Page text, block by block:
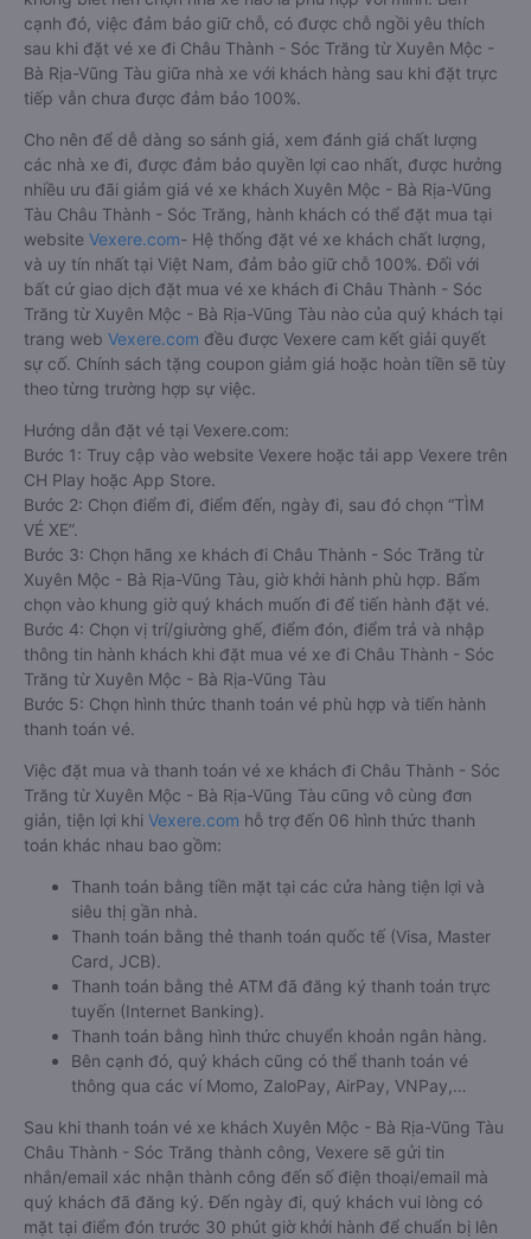
cạnh đó, việc đảm bảo giữ chỗ, có được chỗ ngồi yêu thích
sau khi đặt vé xe đi Châu Thành - Sóc Trăng từ Xuyên Mộc -
Bà Rịa-Vũng Tàu giữa nhà xe với khách hàng sau khi đặt trực
tiếp vẫn chưa được đảm bảo 100%.
Cho nên để dễ dàng so sánh giá, xem đánh giá chất lượng
các nhà xe đi, được đảm bảo quyền lợi cao nhất, được hưởng
nhiều ưu đãi giảm giá vé xe khách Xuyên Mộc - Bà Rịa-Vũng
Tàu Châu Thành - Sóc Trăng, hành khách có thể đặt mua tại
website Vexere.com- Hệ thống đặt vé xe khách chất lượng,
và uy tín nhất tại Việt Nam, đảm bảo giữ chỗ 100%. Đối với
bất cứ giao dịch đặt mua vé xe khách đi Châu Thành - Sóc
Trăng từ Xuyên Mộc - Bà Rịa-Vũng Tàu nào của quý khách tại
trang web Vexere.com đều được Vexere cam kết giải quyết
sự cố. Chính sách tặng coupon giảm giá hoặc hoàn tiền sẽ tùy
theo từng trường hợp sự việc.
Hướng dẫn đặt vé tại Vexere.com:
Bước 1: Truy cập vào website Vexere hoặc tải app Vexere trên
CH Play hoặc App Store.
Bước 2: Chọn điểm đi, điểm đến, ngày đi, sau đó chọn “TÌM
VÉ XE”.
Bước 3: Chọn hãng xe khách đi Châu Thành - Sóc Trăng từ
Xuyên Mộc - Bà Rịa-Vũng Tàu, giờ khởi hành phù hợp. Bấm
chọn vào khung giờ quý khách muốn đi để tiến hành đặt vé.
Bước 4: Chọn vị trí/giường ghế, điểm đón, điểm trả và nhập
thông tin hành khách khi đặt mua vé xe đi Châu Thành - Sóc
Trăng từ Xuyên Mộc - Bà Rịa-Vũng Tàu
Bước 5: Chọn hình thức thanh toán vé phù hợp và tiến hành
thanh toán vé.
Việc đặt mua và thanh toán vé xe khách đi Châu Thành - Sóc
Trăng từ Xuyên Mộc - Bà Rịa-Vũng Tàu cũng vô cùng đơn
giản, tiện lợi khi Vexere.com hỗ trợ đến 06 hình thức thanh
toán khác nhau bao gồm:
Thanh toán bằng tiền mặt tại các cửa hàng tiện lợi và
siêu thị gần nhà.
Thanh toán bằng thẻ thanh toán quốc tế (Visa, Master
Card, JCB).
Thanh toán bằng thẻ ATM đã đăng ký thanh toán trực
tuyến (Internet Banking).
Thanh toán bằng hình thức chuyển khoản ngân hàng.
Bên cạnh đó, quý khách cũng có thể thanh toán vé
thông qua các ví Momo, ZaloPay, AirPay, VNPay,…
Sau khi thanh toán vé xe khách Xuyên Mộc - Bà Rịa-Vũng Tàu
Châu Thành - Sóc Trăng thành công, Vexere sẽ gửi tin
nhắn/email xác nhận thành công đến số điện thoại/email mà
quý khách đã đăng ký. Đến ngày đi, quý khách vui lòng có
mặt tại điểm đón trước 30 phút giờ khởi hành để chuẩn bị lên